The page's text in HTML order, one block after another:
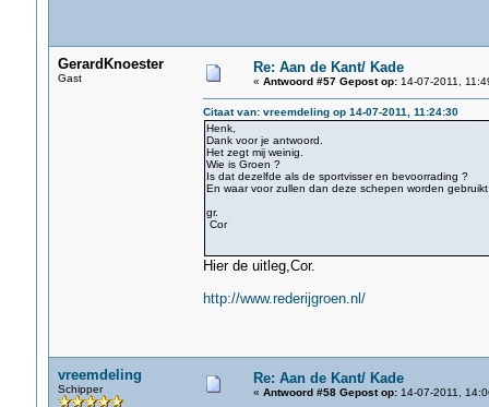
GerardKnoester
Gast
Re: Aan de Kant/ Kade
« Antwoord #57 Gepost op:14-07-2011,
Citaat van: vreemdeling op 14-07-2011, 11:24:30
Henk,
Dank voor je antwoord.
Het zegt mij weinig.
Wie is Groen ?
Is dat dezelfde als de sportvisser en bevoorrading ?
En waar voor zullen dan deze schepen worden
gr.
Cor
Hier de uitleg,Cor.
http://www.rederijgroen.nl/
vreemdeling
Schipper
Re: Aan de Kant/ Kade
« Antwoord #58 Gepost op:14-07-2011,